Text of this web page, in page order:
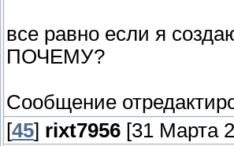
все равно если я
ПОЧЕМУ?
Сообщение
[45] rixt7956 [31 Марта